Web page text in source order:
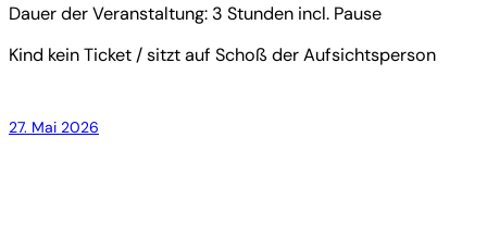
Dauer der Veranstaltung: 3 Stunden incl. Pause
Kind kein Ticket / sitzt auf Schoß der Aufsichtsperson
27. Mai 2026